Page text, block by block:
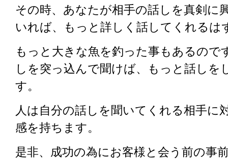
その時、あなたが相手の話しを真剣に
いれば、もっと詳しく話してくれるは
もっと大きな魚を釣った事もあるので
しを突っ込んで聞けば、もっと話しを
す。
人は自分の話しを聞いてくれる相手に
感を持ちます。
是非、成功の為にお客様と会う前の事